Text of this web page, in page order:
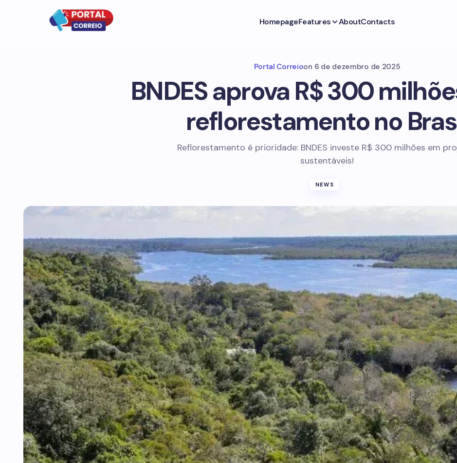
HomepageFeatures AboutContacts
Portal Correioon 6 de dezembro de 2025
BNDES aprova R$ 300
reflorestamento no
Reflorestamento é prioridade: BNDES investe R$ 300 milhões em
sustentáveis!
NEWS